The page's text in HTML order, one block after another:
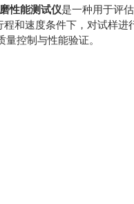
性能测试仪是一种用于评
和速度条件下，对试样
控制与性能验证。